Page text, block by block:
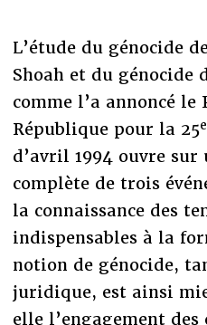
L’étude du génocide
Shoah et du génocide
comme l’a annoncé le
République pour la 25e
d’avril 1994 ouvre sur
complète de trois
la connaissance des
indispensables à la
notion de génocide,
juridique, est ainsi
elle l’engagement